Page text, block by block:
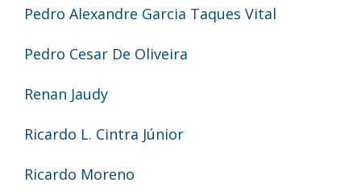
Pedro Alexandre Garcia Taques Vital
Pedro Cesar De Oliveira
Renan Jaudy
Ricardo L. Cintra Júnior
Ricardo Moreno